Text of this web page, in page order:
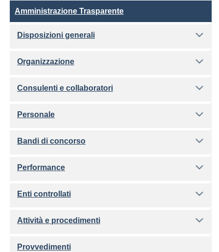
Amministrazione Trasparente
Amministrazione Trasparente
Disposizioni generali
Organizzazione
Consulenti e collaboratori
Personale
Bandi di concorso
Performance
Enti controllati
Attività e procedimenti
Provvedimenti